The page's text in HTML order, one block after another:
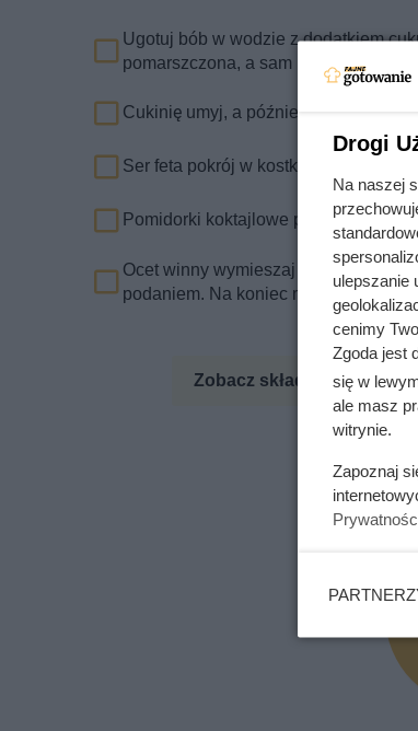
Ugotuj bób w wodzie z dodatkiem
pomarszczona, a sam bób będzie
Cukinię umyj, a później w pokrój w
Ser feta pokrój w kostkę.
Pomidorki koktajlowe pokrój w
Ocet winny wymieszaj z solą i
podaniem. Na koniec możesz ją
Zobacz składniki
Drogi
Na naszej
ulepszanie
cenimy
Zgoda jest
się w
ale masz
witrynie.
Zapoznaj